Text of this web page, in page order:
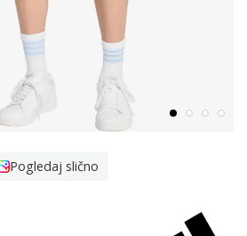
Pogledaj slično